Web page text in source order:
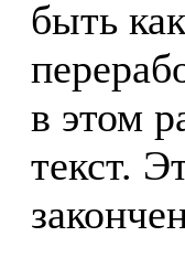
быть
в этом
текст.